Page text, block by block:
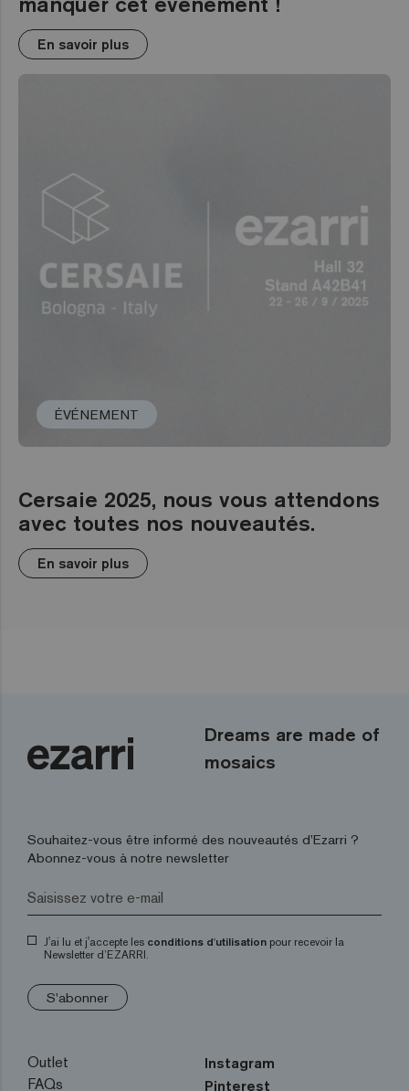
En savoir plus
ÉVÉNEMENT
Cersaie 2025, nous vous attendons
avec toutes nos nouveautés.
En savoir plus
Dreams are made of
mosaics
Souhaitez-vous être informé des nouveautés d’Ezarri ?
Abonnez-vous à notre newsletter
J'ai lu et j'accepte les conditions d'utilisation pour recevoir la
Newsletter d’EZARRI.
S'abonner
Outlet
FAQs
Instagram
Pinterest